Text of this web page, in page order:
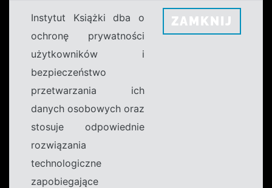
Instytut Książki dba o
ochronę prywatności
użytkowników i
bezpieczeństwo
przetwarzania ich
danych osobowych oraz
stosuje odpowiednie
rozwiązania
technologiczne
zapobiegające
ZAMKNIJ